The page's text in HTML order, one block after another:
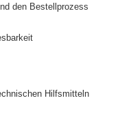
den Bestellprozess
Hilfsmitteln